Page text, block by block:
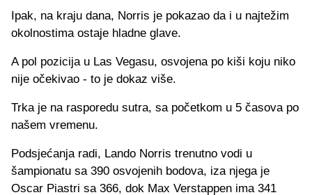
Ipak, na kraju dana, Norris je pokazao da i u najtežim
okolnostima ostaje hladne glave.
A pol pozicija u Las Vegasu, osvojena po kiši koju niko
nije očekivao - to je dokaz više.
Trka je na rasporedu sutra, sa početkom u 5 časova po
našem vremenu.
Podsjećanja radi, Lando Norris trenutno vodi u
šampionatu sa 390 osvojenih bodova, iza njega je
Oscar Piastri sa 366, dok Max Verstappen ima 341